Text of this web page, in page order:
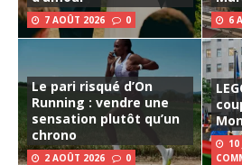
7 AOÛT 2026 0 6
Le pari risqué d’On
Running : vendre une
sensation plutôt qu’un
chrono
2 AOÛT 2026 0
10